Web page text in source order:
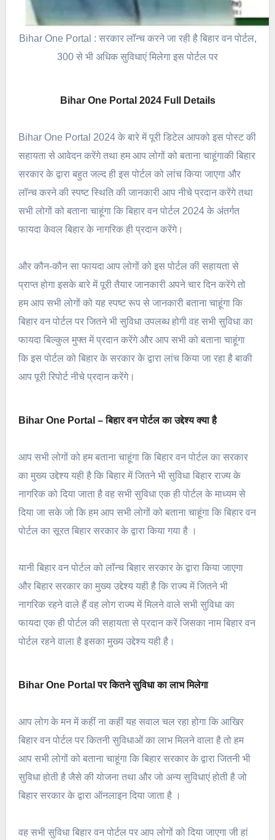
Bihar One Portal : सरकार लॉन्च करने जा रही है बिहार वन पोर्टल,
300 से भी अधिक सुविधाएं मिलेगा इस पोर्टल पर
Bihar One Portal 2024 Full Details
Bihar One Portal 2024 के बारे में पूरी डिटेल आपको इस पोस्ट की
सहायता से आवेदन करेंगे तथा हम आप लोगों को बताना चाहूंगाकी बिहार
सरकार के द्वारा बहुत जल्द ही इस पोर्टल को लांच किया जाएगा और
लॉन्च करने की स्पष्ट स्थिति की जानकारी आप नीचे प्रदान करेंगे तथा
सभी लोगों को बताना चाहूंगा कि बिहार वन पोर्टल 2024 के अंतर्गत
फायदा केवल बिहार के नागरिक ही प्रदान करेंगे।
और कौन-कौन सा फायदा आप लोगों को इस पोर्टल की सहायता से
प्राप्त होगा इसके बारे में पूरी तैयार जानकारी अपने चार दिन करेंगे तो
हम आप सभी लोगों को यह स्पष्ट रूप से जानकारी बताना चाहूंगा कि
बिहार वन पोर्टल पर जितने भी सुविधा उपलब्ध होगी वह सभी सुविधा का
फायदा बिल्कुल मुफ्त में प्रदान करेंगे और आप सभी को बताना चाहूंगा
कि इस पोर्टल को बिहार के सरकार के द्वारा लांच किया जा रहा है बाकी
आप पूरी रिपोर्ट नीचे प्रदान करेंगे।
Bihar One Portal – बिहार वन पोर्टल का उद्देश्य क्या है
आप सभी लोगों को हम बताना चाहूंगा कि बिहार वन पोर्टल का सरकार
का मुख्य उद्देश्य यही है कि बिहार में जितने भी सुविधा बिहार राज्य के
नागरिक को दिया जाता है वह सभी सुविधा एक ही पोर्टल के माध्यम से
दिया जा सके जो कि हम आप सभी लोगों को बताना चाहूंगा कि बिहार वन
पोर्टल का सूरत बिहार सरकार के द्वारा किया गया है ।
यानी बिहार वन पोर्टल को लॉन्च बिहार सरकार के द्वारा किया जाएगा
और बिहार सरकार का मुख्य उद्देश्य यही है कि राज्य में जितने भी
नागरिक रहने वाले हैं वह लोग राज्य में मिलने वाले सभी सुविधा का
फायदा एक ही पोर्टल की सहायता से प्रदान करें जिसका नाम बिहार वन
पोर्टल रहने वाला है इसका मुख्य उद्देश्य यही है।
Bihar One Portal पर कितने सुविधा का लाभ मिलेगा
आप लोग के मन में कहीं ना कहीं यह सवाल चल रहा होगा कि आखिर
बिहार वन पोर्टल पर कितनी सुविधाओं का लाभ मिलने वाला है तो हम
आप सभी लोगों को बताना चाहूंगा कि बिहार सरकार के द्वारा जितनी भी
सुविधा होती है जैसे की योजना तथा और जो अन्य सुविधाएं होती है जो
बिहार सरकार के द्वारा ऑनलाइन दिया जाता है ।
वह सभी सुविधा बिहार वन पोर्टल पर आप लोगों को दिया जाएगा जी हां